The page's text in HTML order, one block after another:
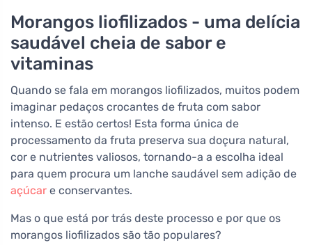
Morangos liofilizados - uma delícia
saudável cheia de sabor e
vitaminas
Quando se fala em morangos liofilizados, muitos podem
imaginar pedaços crocantes de fruta com sabor
intenso. E estão certos! Esta forma única de
processamento da fruta preserva sua doçura natural,
cor e nutrientes valiosos, tornando-a a escolha ideal
para quem procura um lanche saudável sem adição de
açúcar e conservantes.
Mas o que está por trás deste processo e por que os
morangos liofilizados são tão populares?